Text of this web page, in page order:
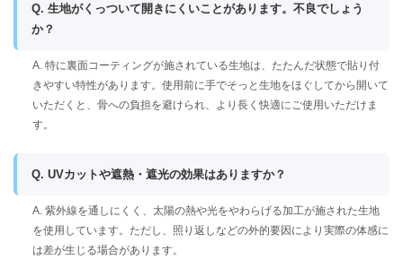
Q. 生地がくっついて開きにくいことがあります。不良でしょう
か？
A. 特に裏面コーティングが施されている生地は、たたんだ状態で貼り付
きやすい特性があります。使用前に手でそっと生地をほぐしてから開いて
いただくと、骨への負担を避けられ、より長く快適にご使用いただけま
す。
Q. UVカットや遮熱・遮光の効果はありますか？
A. 紫外線を通しにくく、太陽の熱や光をやわらげる加工が施された生地
を使用しています。ただし、照り返しなどの外的要因により実際の体感に
は差が生じる場合があります。